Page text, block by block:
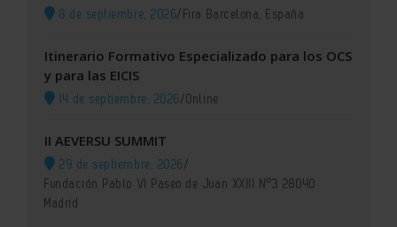
8 de septiembre, 2026/Fira Barcelona, España
Itinerario Formativo Especializado para los OCS
y para las EICIS
14 de septiembre, 2026/Online
II AEVERSU SUMMIT
29 de septiembre, 2026/
Fundación Pablo VI Paseo de Juan XXIII Nº3 28040
Madrid